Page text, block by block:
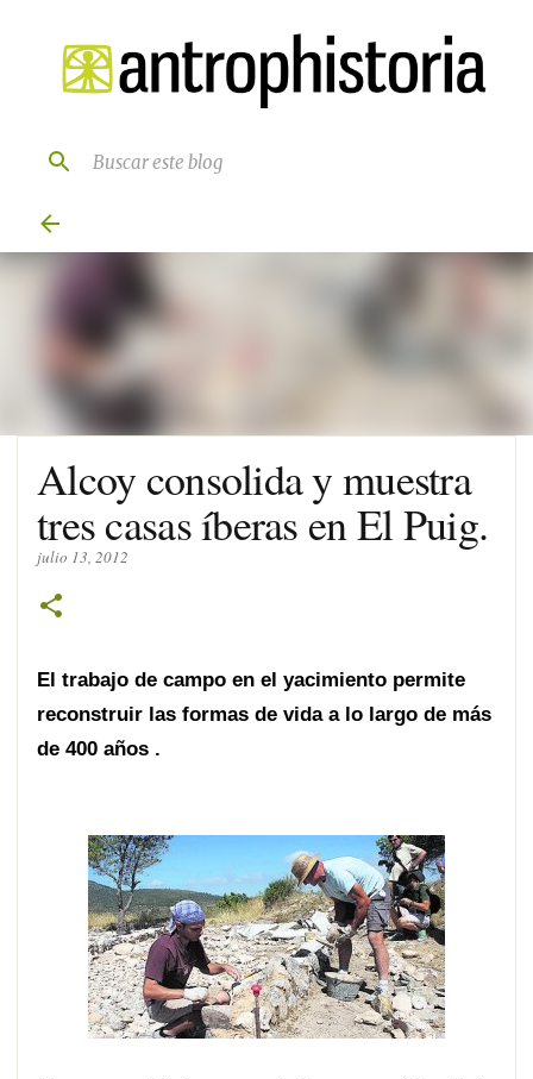
Ir al contenido principal
Alcoy consolida y muestra
tres casas íberas en El Puig.
julio 13, 2012
El trabajo de campo en el yacimiento permite
reconstruir las formas de vida a lo largo de más
de 400 años .